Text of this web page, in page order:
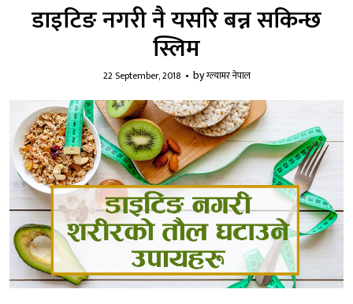
डाइटिङ नगरी नै यसरि बन्न सकिन्छ
स्लिम
22 September, 2018 byग्ल्यामर नेपाल